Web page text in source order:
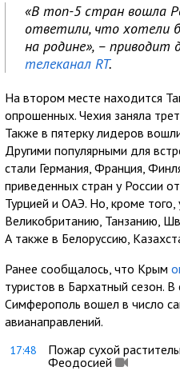
«В топ-5 стран вошла
ответили, что хотели
на родине», – приводит
телеканал RT.
На втором месте находится
опрошенных. Чехия заняла
Также в пятерку лидеров
Другими популярными для
стали Германия, Франция,
приведенных стран у России
Турцией и ОАЭ. Но, кроме
Великобританию, Танзанию,
А также в Белоруссию,
Ранее сообщалось, что Крым
туристов в Бархатный сезон.
Симферополь вошел в число
авианаправлений.
17:48
Пожар сухой
Феодосией